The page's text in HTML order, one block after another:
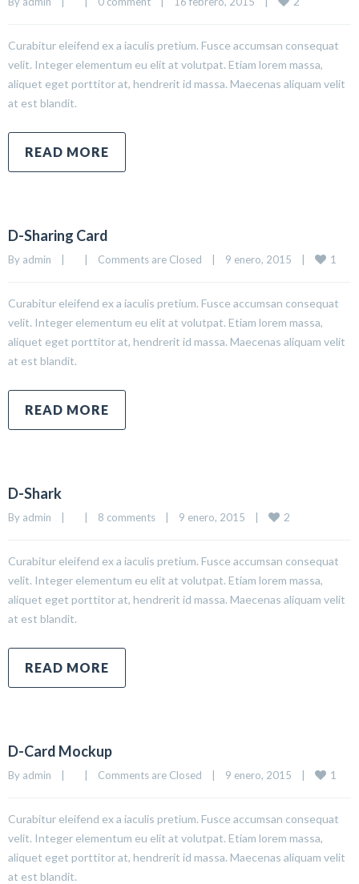
Curabitur eleifend ex a iaculis pretium. Fusce accumsan consequat
velit. Integer elementum eu elit at volutpat. Etiam lorem massa,
aliquet eget porttitor at, hendrerit id massa. Maecenas aliquam velit
at est blandit.
READ MORE
D-Sharing Card
By admin Comments are Closed 9 enero, 2015 1
Curabitur eleifend ex a iaculis pretium. Fusce accumsan consequat
velit. Integer elementum eu elit at volutpat. Etiam lorem massa,
aliquet eget porttitor at, hendrerit id massa. Maecenas aliquam velit
at est blandit.
READ MORE
D-Shark
By admin 8 comments 9 enero, 2015 2
Curabitur eleifend ex a iaculis pretium. Fusce accumsan consequat
velit. Integer elementum eu elit at volutpat. Etiam lorem massa,
aliquet eget porttitor at, hendrerit id massa. Maecenas aliquam velit
at est blandit.
READ MORE
D-Card Mockup
By admin Comments are Closed 9 enero, 2015 1
Curabitur eleifend ex a iaculis pretium. Fusce accumsan consequat
velit. Integer elementum eu elit at volutpat. Etiam lorem massa,
aliquet eget porttitor at, hendrerit id massa. Maecenas aliquam velit
at est blandit.